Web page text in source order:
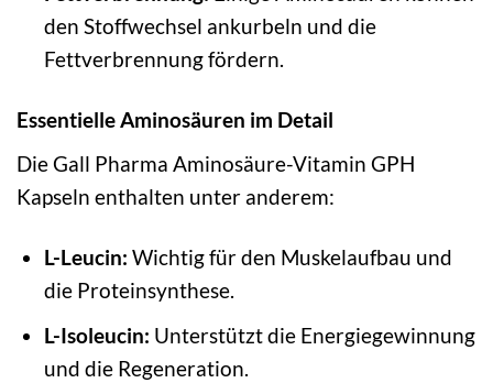
den Stoffwechsel ankurbeln und die
Fettverbrennung fördern.
Essentielle Aminosäuren im Detail
Die Gall Pharma Aminosäure-Vitamin GPH
Kapseln enthalten unter anderem:
L-Leucin: Wichtig für den Muskelaufbau und
die Proteinsynthese.
L-Isoleucin: Unterstützt die Energiegewinnung
und die Regeneration.